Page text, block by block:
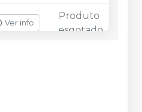
Ver info
Produto
esgotado